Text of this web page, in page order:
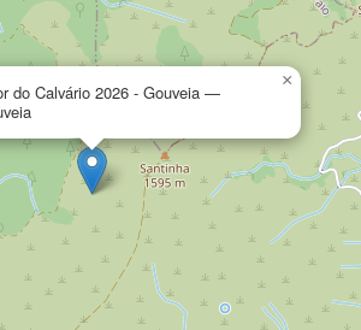
do Calvário 2026 - Gouveia —
×